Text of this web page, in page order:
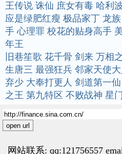
王传说 诛仙 庶女有毒 哈利
应是绿肥红瘦 极品家丁 龙族
手 心理罪 校花的贴身高手
年王
旧巷笙歌 花千骨 剑来 万相
生唐三 最强狂兵 邻家天使
弃少 大奉打更人 剑道第一仙
之王 第九特区 不败战神 星门
open url
网站联系: qq:121756557